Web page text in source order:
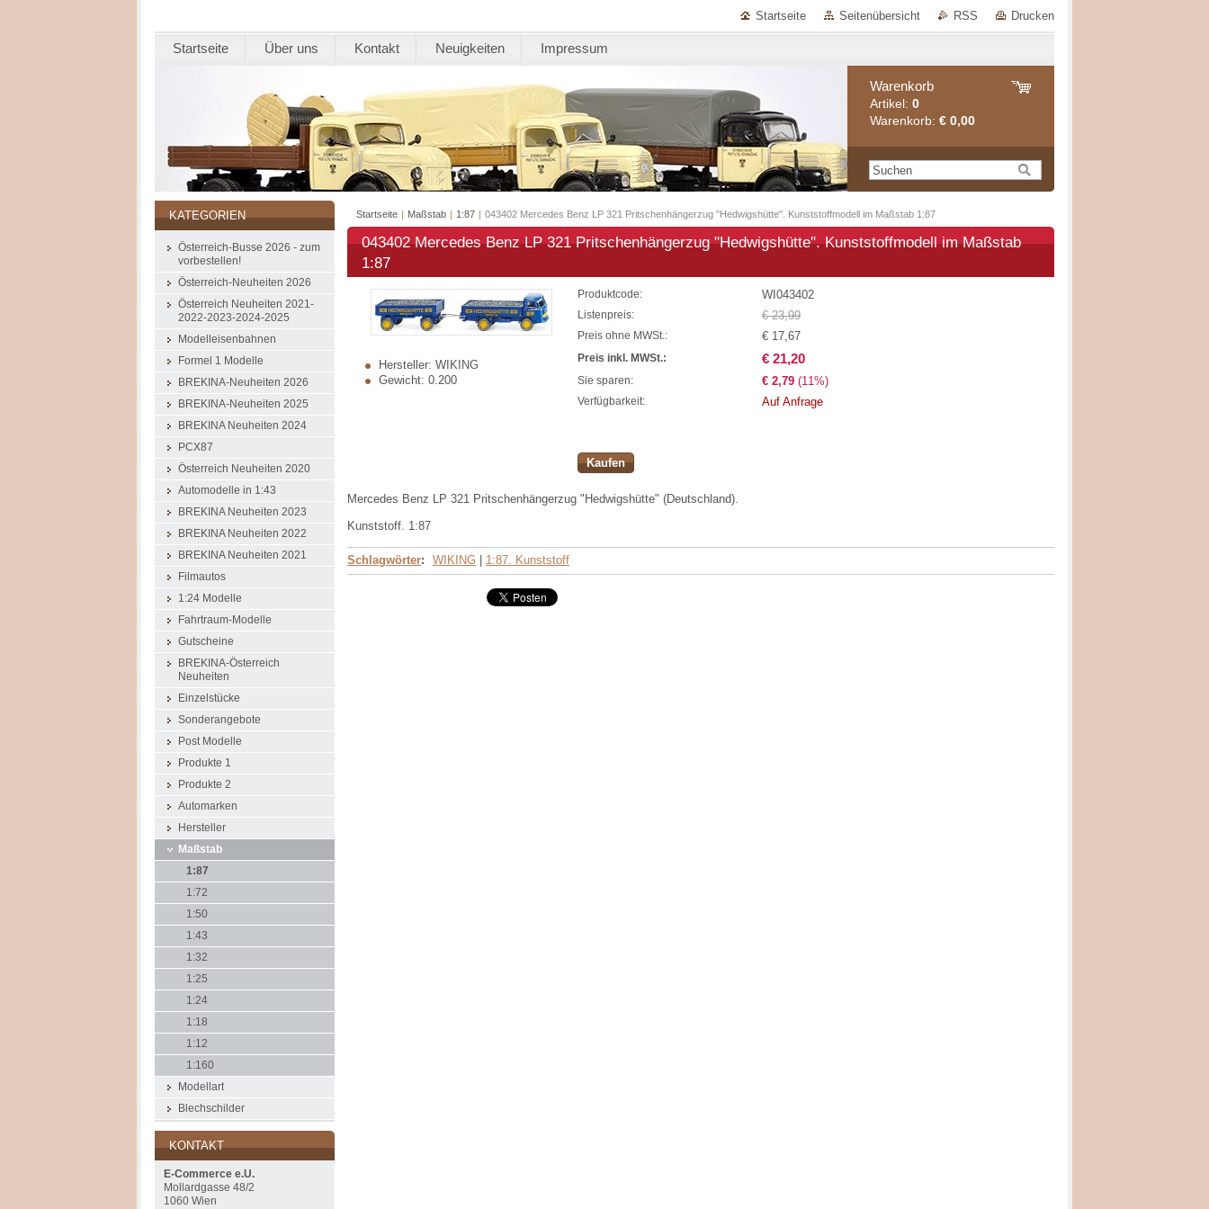
Startseite Seitenübersicht RSS Drucken
Startseite Über uns Kontakt Neuigkeiten Impressum
Warenkorb
Artikel: 0
Warenkorb: € 0,00
Startseite | Maßstab | 1:87 | 043402 Mercedes Benz LP 321 Pritschenhängerzug "Hedwigshütte". Kunststoffmodell im Maßstab 1:87
043402 Mercedes Benz LP 321 Pritschenhängerzug "Hedwigshütte". Kunststoffmodell im Maßstab
1:87
Hersteller: WIKING
Gewicht: 0.200
Produktcode: WI043402
Listenpreis: € 23,99
Preis ohne MWSt.: € 17,67
Preis inkl. MWSt.: € 21,20
Sie sparen: € 2,79 (11%)
Verfügbarkeit: Auf Anfrage
Kaufen
Mercedes Benz LP 321 Pritschenhängerzug "Hedwigshütte" (Deutschland).
Kunststoff. 1:87
Schlagwörter: WIKING | 1:87. Kunststoff
KATEGORIEN
Österreich-Busse 2026 - zum
vorbestellen!
Österreich-Neuheiten 2026
Österreich Neuheiten 2021-
2022-2023-2024-2025
Modelleisenbahnen
Formel 1 Modelle
BREKINA-Neuheiten 2026
BREKINA-Neuheiten 2025
BREKINA Neuheiten 2024
PCX87
Österreich Neuheiten 2020
Automodelle in 1:43
BREKINA Neuheiten 2023
BREKINA Neuheiten 2022
BREKINA Neuheiten 2021
Filmautos
1:24 Modelle
Fahrtraum-Modelle
Gutscheine
BREKINA-Österreich
Neuheiten
Einzelstücke
Sonderangebote
Post Modelle
Produkte 1
Produkte 2
Automarken
Hersteller
Maßstab
1:87
1:72
1:50
1:43
1:32
1:25
1:24
1:18
1:12
1:160
Modellart
Blechschilder
KONTAKT
E-Commerce e.U.
Mollardgasse 48/2
1060 Wien